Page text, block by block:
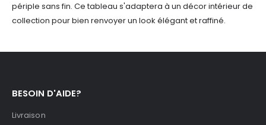
périple sans fin. Ce tableau s'adaptera à un décor intérieur de
collection pour bien renvoyer un look élégant et raffiné.
BESOIN D'AIDE?
Livraison